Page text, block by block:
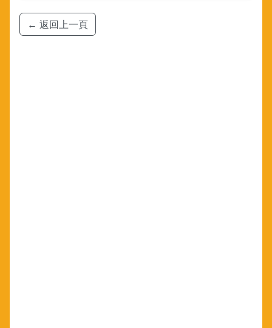
← 返回上一頁